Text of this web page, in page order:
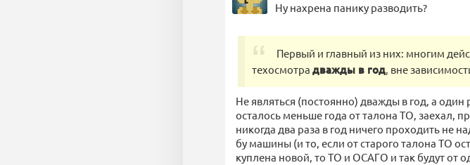
Ну нахрена панику разводить?
Первый и главный из них: многим
техосмотра дважды в год, вне
Не являться (постоянно) дважды в год, а
осталось меньше года от талона ТО, заехал,
никогда два раза в год ничего проходить не
бу машины (и то, если от старого талона ТО
куплена новой, то ТО и ОСАГО и так будут от